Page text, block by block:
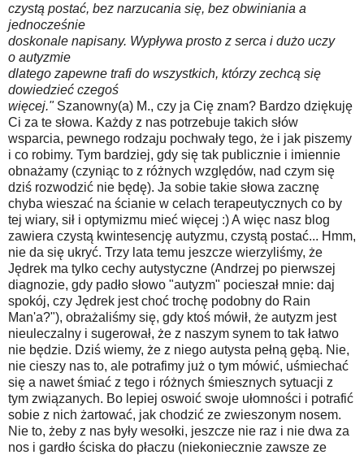
czystą postać, bez narzucania się, bez obwiniania a
jednocześnie
doskonale napisany. Wypływa prosto z serca i dużo uczy
o autyzmie
dlatego zapewne trafi do wszystkich, którzy zechcą się
dowiedzieć czegoś
więcej."Szanowny(a) M., czy ja Cię znam? Bardzo dziękuję
Ci za te słowa. Każdy z nas potrzebuje takich słów
wsparcia, pewnego rodzaju pochwały tego, że i jak piszemy
i co robimy. Tym bardziej, gdy się tak publicznie i imiennie
obnażamy (czyniąc to z różnych względów, nad czym się
dziś rozwodzić nie będę). Ja sobie takie słowa zacznę
chyba wieszać na ścianie w celach terapeutycznych co by
tej wiary, sił i optymizmu mieć więcej :) A więc nasz blog
zawiera czystą kwintesencję autyzmu, czystą postać... Hmm,
nie da się ukryć. Trzy lata temu jeszcze wierzyliśmy, że
Jędrek ma tylko cechy autystyczne (Andrzej po pierwszej
diagnozie, gdy padło słowo "autyzm" pocieszał mnie: daj
spokój, czy Jędrek jest choć trochę podobny do Rain
Man'a?"), obrażaliśmy się, gdy ktoś mówił, że autyzm jest
nieuleczalny i sugerował, że z naszym synem to tak łatwo
nie będzie. Dziś wiemy, że z niego autysta pełną gębą. Nie,
nie cieszy nas to, ale potrafimy już o tym mówić, uśmiechać
się a nawet śmiać z tego i różnych śmiesznych sytuacji z
tym związanych. Bo lepiej oswoić swoje ułomności i potrafić
sobie z nich żartować, jak chodzić ze zwieszonym nosem.
Nie to, żeby z nas były wesołki, jeszcze nie raz i nie dwa za
nos i gardło ściska do płaczu (niekoniecznie zawsze ze